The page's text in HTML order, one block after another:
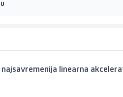
najsavremenija linearna